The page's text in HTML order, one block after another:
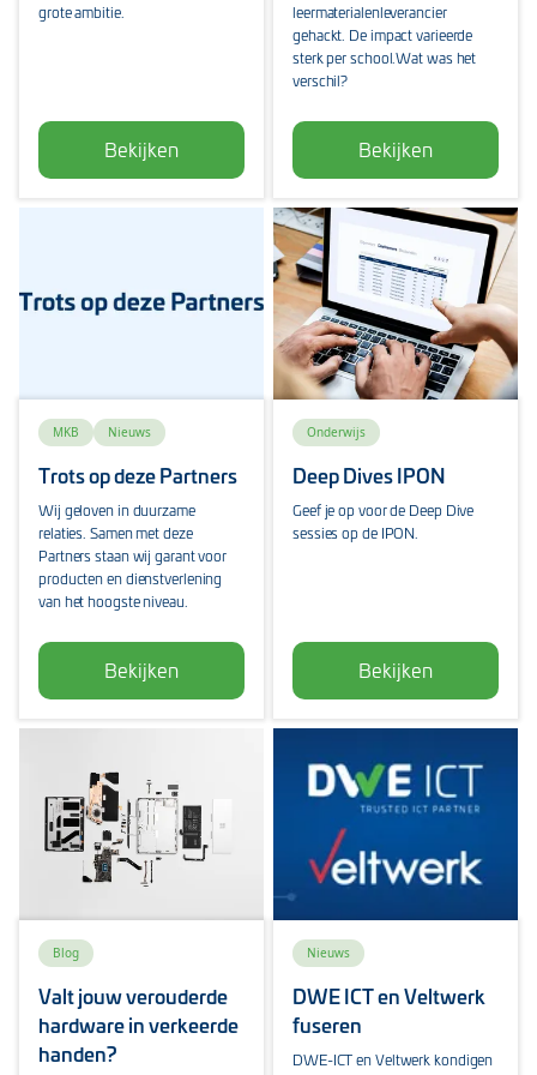
grote ambitie.
Bekijken
leermaterialenleverancier
gehackt. De impact varieerde
sterk per school.Wat was het
verschil?
Bekijken
MKB Nieuws
Trots op deze Partners
Wij geloven in duurzame
relaties. Samen met deze
Partners staan wij garant voor
producten en dienstverlening
van het hoogste niveau.
Bekijken
Onderwijs
Deep Dives IPON
Geef je op voor de Deep Dive
sessies op de IPON.
Bekijken
Blog
Valt jouw verouderde
hardware in verkeerde
handen?
Nieuws
DWE ICT en Veltwerk
fuseren
DWE-ICT en Veltwerk kondigen